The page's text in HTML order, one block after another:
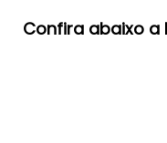
Confira abaixo a